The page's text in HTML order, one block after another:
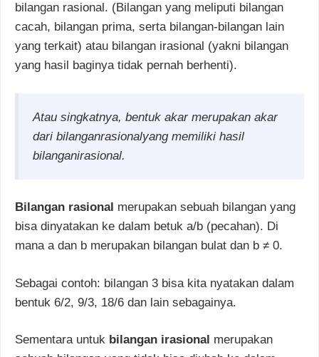
bilangan rasional. (Bilangan yang meliputi bilangan
cacah, bilangan prima, serta bilangan-bilangan lain
yang terkait) atau bilangan irasional (yakni bilangan
yang hasil baginya tidak pernah berhenti).
Atau singkatnya, bentuk akar merupakan akar
dari bilanganrasionalyang memiliki hasil
bilanganirasional.
Bilangan rasional merupakan sebuah bilangan yang
bisa dinyatakan ke dalam betuk a/b (pecahan). Di
mana a dan b merupakan bilangan bulat dan b ≠ 0.
Sebagai contoh: bilangan 3 bisa kita nyatakan dalam
bentuk 6/2, 9/3, 18/6 dan lain sebagainya.
Sementara untuk bilangan irasional merupakan